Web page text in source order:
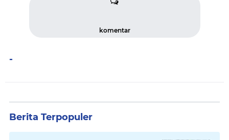
komentar
-
Berita Terpopuler